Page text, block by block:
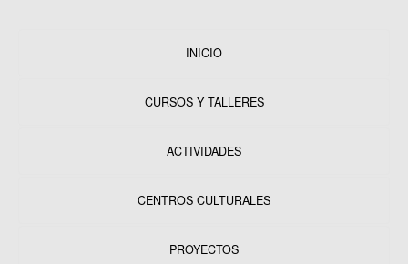
INICIO
CURSOS Y TALLERES
ACTIVIDADES
CENTROS CULTURALES
PROYECTOS